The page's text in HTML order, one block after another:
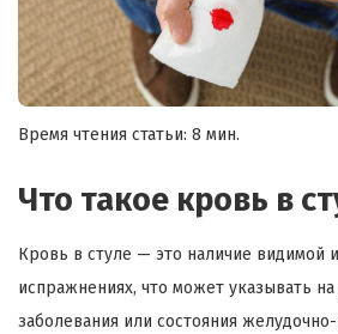
Время чтения статьи: 8 мин.
Что такое кровь в
Кровь в стуле — это наличие видимой
испражнениях, что может указывать
заболевания или состояния
Я согласен на обработку моих